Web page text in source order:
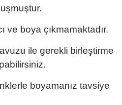
ve boya çıkmamaktadır.
ile gerekli birleştirme
boyamanız tavsiye